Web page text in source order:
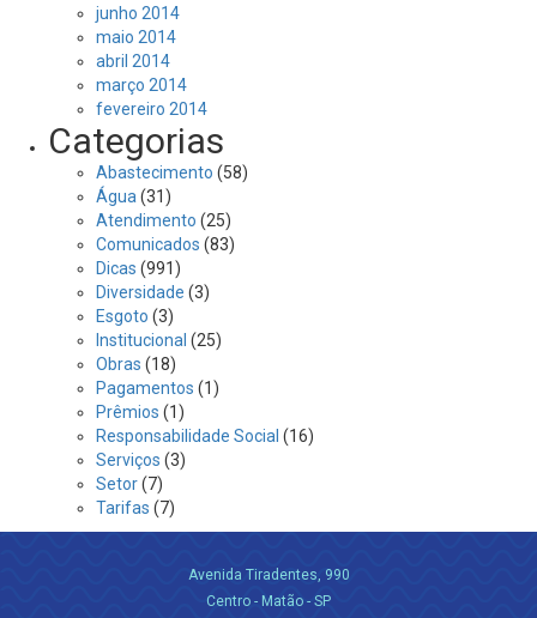
junho 2014
maio 2014
abril 2014
março 2014
fevereiro 2014
Categorias
Abastecimento (58)
Água (31)
Atendimento (25)
Comunicados (83)
Dicas (991)
Diversidade (3)
Esgoto (3)
Institucional (25)
Obras (18)
Pagamentos (1)
Prêmios (1)
Responsabilidade Social (16)
Serviços (3)
Setor(7)
Tarifas (7)
Avenida Tiradentes, 990
Centro - Matão - SP